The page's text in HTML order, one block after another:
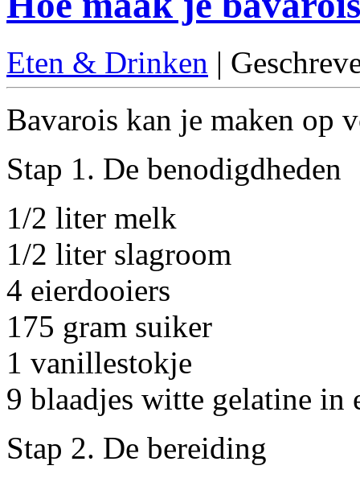
Eten & Drinken |
Bavarois kan je maken op
Stap 1. De benodigdheden
1/2 liter melk
1/2 liter slagroom
4 eierdooiers
175 gram suiker
1 vanillestokje
9 blaadjes witte gelatine in
Stap 2. De bereiding